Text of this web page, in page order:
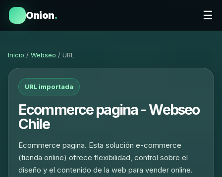
Onion. ☰
Inicio / Webseo / URL
URL importada
Ecommerce pagina - Webseo
Chile
Ecommerce pagina. Esta solución e-commerce
(tienda online) ofrece flexibilidad, control sobre el
diseño y el contenido de la web para vender online.